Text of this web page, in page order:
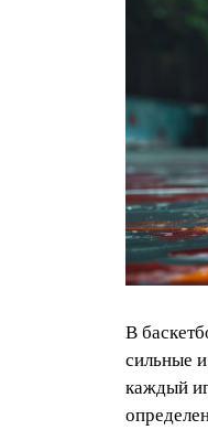
В
сильные
каждый